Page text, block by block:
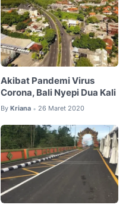
Akibat Pandemi Virus
Corona, Bali Nyepi Dua Kali
By Kriana • 26 Maret 2020